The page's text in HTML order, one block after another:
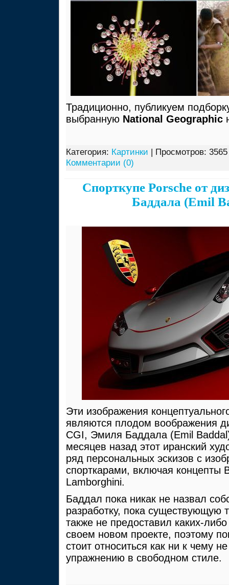
Традиционно, публикуем
выбранную National Geographic
Категория: Картинки | Просмотров:
Комментарии (0)
Спорткупе Porsche от
Баддала (Emil
Эти изображения
являются плодом воображения
CGI, Эмиля Баддала (Emil
месяцев назад этот иранский
ряд персональных эскизов с
спорткарами, включая концепты
Lamborghini.
Баддал пока никак не назвал
разработку, пока существующую
также не предоставил каких-
своем новом проекте, поэтому
стоит относиться как ни к чему
упражнению в свободном стиле.